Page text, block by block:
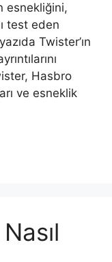
esnekliğini,
test eden
Twister’ın
Hasbro
ve esneklik